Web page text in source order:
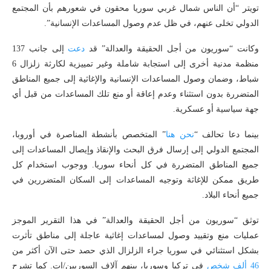
تويتر “أن الناس شمال غربي سوريا محقون في شعورهم بأن المجتمع
الدولي تخلى عنهم، في ظل عدم وصول المساعدات الإنسانية”.
وكانت “سوريون من أجل الحقيقة والعدالة” قد دعت
إلى جانب 137
منظمة مدنية أخرى إلى استجابة شاملة وغير تمييزية لكارثة زلزال 6
شباط، وضمان وصول المساعدات الإنسانية والإغاثية إلى جميع المناطق
المتضررة بدون استثناء وعدم إعاقة أو منع تلك المساعدات من قبل أي
جهة سياسية أو عسكرية.
بينما دعا تحالف “نحن هنا” المتخصص بأنشطة المناصرة في أوروبا،
المجتمع الدولي إلى إرسال فرق البحث والإنقاذ وإيصال المساعدات إلى
جميع المناطق المتضررة في كل أنحاء سوريا. ووجوب استخدام كل
طريق ممكن للإغاثة وتوجيه المساعدات إلى السكان المتضررين في
جميع أنحاء البلاد.
توثق “سوريون من أجل الحقيقة والعدالة” في هذا التقرير الموجز
عمليات منع وتقييد وصول لمساعدات إغاثية عاجلة إلى مناطق تأثرت
بشكل استثنائي في سوريا جراء الزلزال الذي حصد حتى الآن أكثر من
46 ألف شخص
في تركيا وسوريا، بينهم آلاف السوريين/ات. كما تشرح